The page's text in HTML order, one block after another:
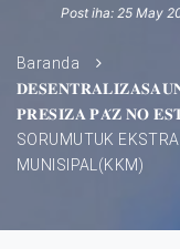
Post iha: 25 May
Baranda
𝐏𝐑𝐄𝐒𝐈𝐙𝐀 𝐏𝐀́𝐙 𝐍𝐎
SORUMUTUK
MUNISIPAL(KKM)